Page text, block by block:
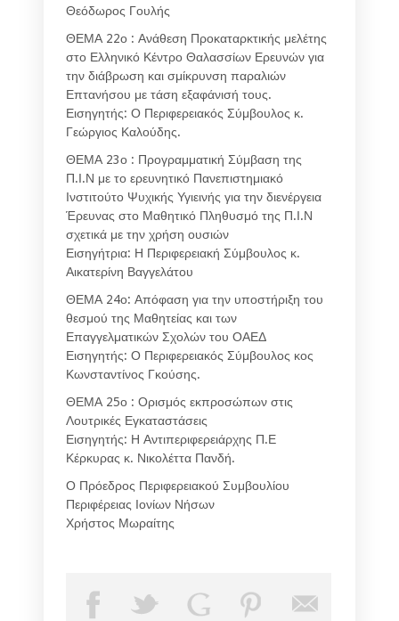
Θεόδωρος Γουλής
ΘΕΜΑ 22ο : Ανάθεση Προκαταρκτικής μελέτης
στο Ελληνικό Κέντρο Θαλασσίων Ερευνών για
την διάβρωση και σμίκρυνση παραλιών
Επτανήσου με τάση εξαφάνισή τους.
Εισηγητής: Ο Περιφερειακός Σύμβουλος κ.
Γεώργιος Καλούδης.
ΘΕΜΑ 23ο : Προγραμματική Σύμβαση της
Π.Ι.Ν με το ερευνητικό Πανεπιστημιακό
Ινστιτούτο Ψυχικής Υγιεινής για την διενέργεια
Έρευνας στο Μαθητικό Πληθυσμό της Π.Ι.Ν
σχετικά με την χρήση ουσιών
Εισηγήτρια: Η Περιφερειακή Σύμβουλος κ.
Αικατερίνη Βαγγελάτου
ΘΕΜΑ 24ο: Απόφαση για την υποστήριξη του
θεσμού της Μαθητείας και των
Επαγγελματικών Σχολών του ΟΑΕΔ
Εισηγητής: Ο Περιφερειακός Σύμβουλος κος
Κωνσταντίνος Γκούσης.
ΘΕΜΑ 25ο : Ορισμός εκπροσώπων στις
Λουτρικές Εγκαταστάσεις
Εισηγητής: Η Αντιπεριφερειάρχης Π.Ε
Κέρκυρας κ. Νικολέττα Πανδή.
Ο Πρόεδρος Περιφερειακού Συμβουλίου
Περιφέρειας Ιονίων Νήσων
Χρήστος Μωραίτης